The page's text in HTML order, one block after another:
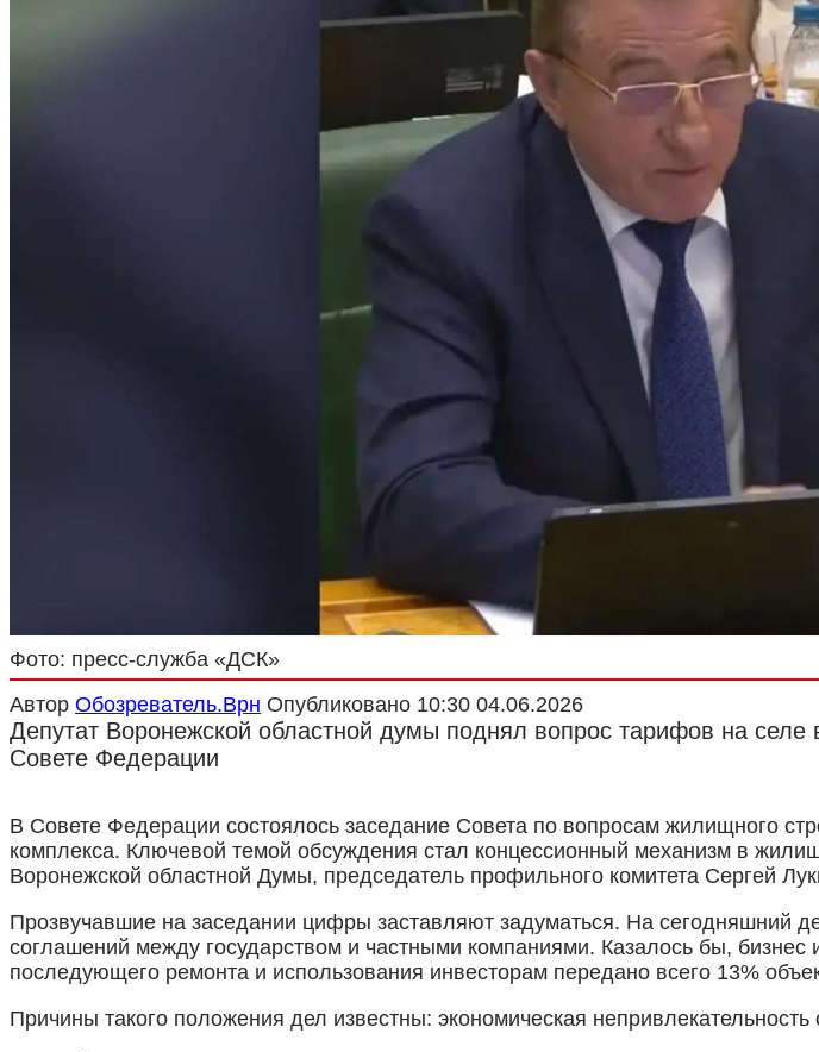
Фото: пресс-служба «ДСК»
Автор Обозреватель.Врн Опубликовано 10:30 04.06.2026
Депутат Воронежской областной думы поднял вопрос тарифов на селе
Совете Федерации
В Совете Федерации состоялось заседание Совета по вопросам жилищного
комплекса. Ключевой темой обсуждения стал концессионный механизм в
Воронежской областной Думы, председатель профильного комитета Сергей
Прозвучавшие на заседании цифры заставляют задуматься. На сегодняшний
соглашений между государством и частными компаниями. Казалось бы,
последующего ремонта и использования инвесторам передано всего 13%
Причины такого положения дел известны: экономическая